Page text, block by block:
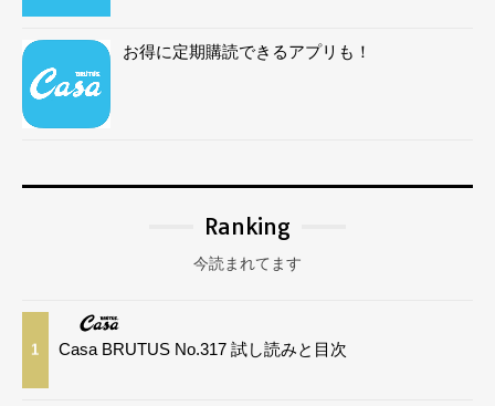
お得に定期購読できるアプリも！
Ranking
今読まれてます
1 Casa BRUTUS No.317 試し読みと目次